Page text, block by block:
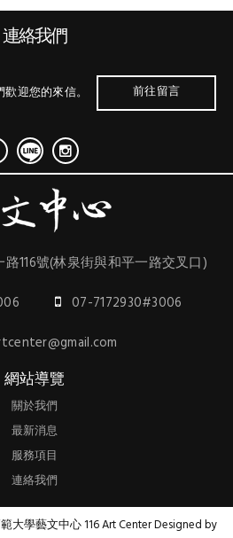
連絡我們
迎您的來信。 前往留言
116號(林泉街與和平一路交叉口)
07-7172930#3006
網站導覽
關於我們
最新消息
服務項目
連絡我們
學藝文中心 116 Art Center Designed by